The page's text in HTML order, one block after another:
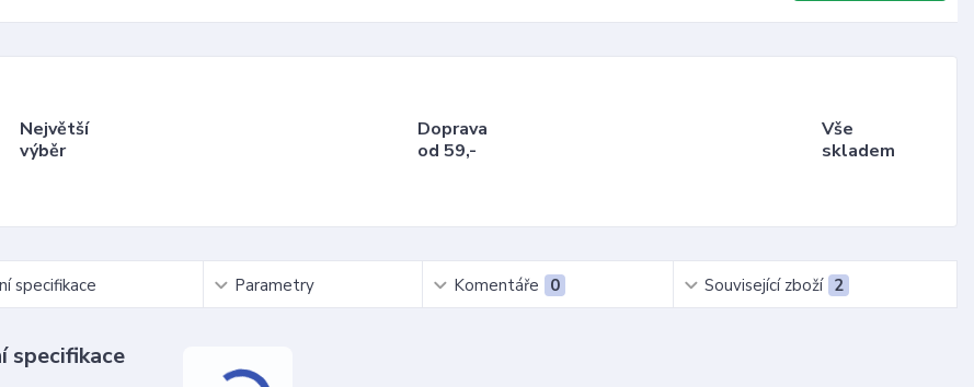
Největší
výběr
Doprava
od 59,-
Vše
skladem
specifikace Parametry Komentáře 0 Související zboží 2
specifikace